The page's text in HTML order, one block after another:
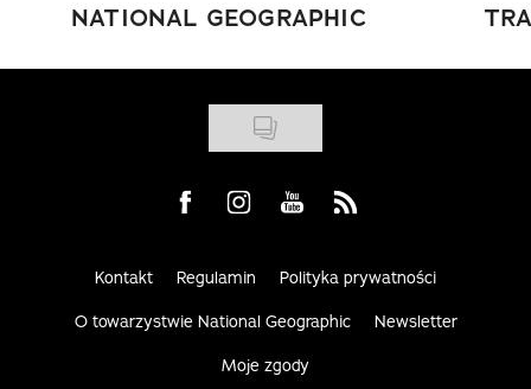
NATIONAL GEOGRAPHIC
Visit us on Facebook
Visit us on Instagram
Visit us on Youtube
Visit us on Rss
Kontakt Regulamin Polityka prywatności
O towarzystwie National Geographic Newsletter
Moje zgody